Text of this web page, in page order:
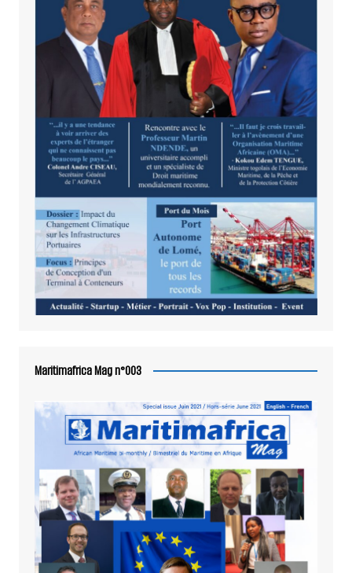
Maritimafrica Mag n°003